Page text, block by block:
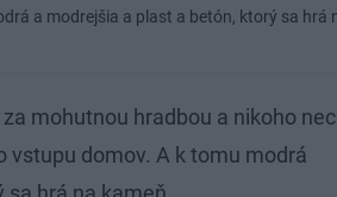
a modrejšia a plast a betón, ktorý sa hrá
mohutnou hradbou a nikoho
domov. A k tomu modrá